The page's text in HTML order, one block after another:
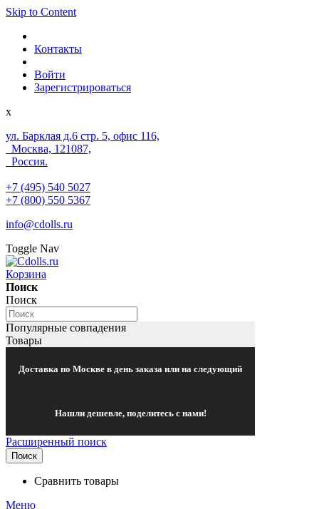
Skip to Content
Контакты
Войти
Зарегистрироваться
x
ул. Барклая д.6 стр. 5, офис 116,
Москва, 121087,
Россия.
+7 (495) 540 5027
+7 (800) 550 5367
info@cdolls.ru
Toggle Nav
Корзина
Поиск
Поиск
Популярные совпадения
Товары
Доставка по Москве в день заказа или на следующий
Нашли дешевле, поделитесь с нами!
Расширенный поиск
Поиск
Сравнить товары
Меню